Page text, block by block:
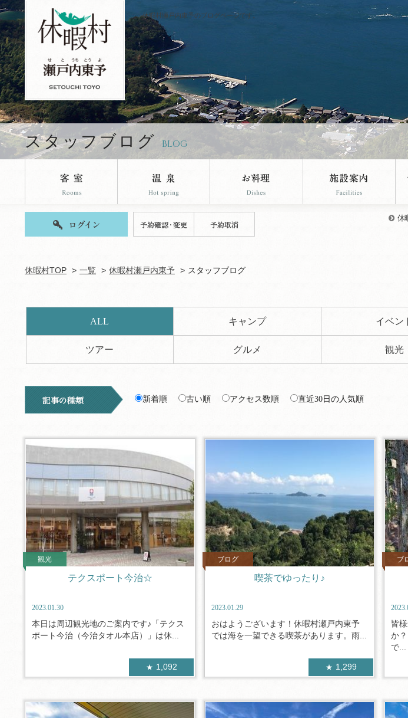
休暇村瀬戸内東予のブログページです。
スタッフブログ BLOG
休
休暇村TOP 一覧 休暇村瀬戸内東予 スタッフブログ
ALL キャンプ イベン
ツアー グルメ 観光
新着順 古い順 アクセス数順 直近30日の人気順
観光
テクスポート今治☆
2023.01.30
本日は周辺観光地のご案内です♪「テクス
ポート今治（今治タオル本店）」は休...
1,092
ブログ
喫茶でゆったり♪
2023.01.29
おはようございます！休暇村瀬戸内東予
では海を一望できる喫茶があります。雨...
1,299
ブ
皆
か
で...